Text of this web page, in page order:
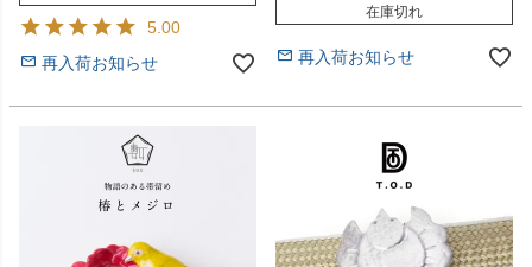
5.00
再入荷お知らせ
在庫切れ
再入荷お知らせ